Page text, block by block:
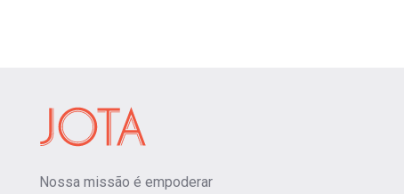
Nossa missão é empoderar